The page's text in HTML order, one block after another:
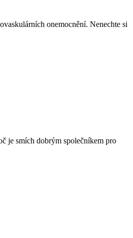
onemocnění. Nenechte si
je smích dobrým společníkem pro